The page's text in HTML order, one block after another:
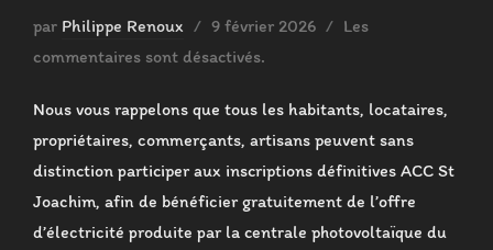
par Philippe Renoux
Publié
le
9 février 2026
Les
commentaires sont désactivés.
Nous vous rappelons que tous les habitants, locataires,
propriétaires, commerçants, artisans peuvent sans
distinction participer aux inscriptions définitives ACC St
Joachim, afin de bénéficier gratuitement de l’offre
d’électricité produite par la centrale photovoltaïque du